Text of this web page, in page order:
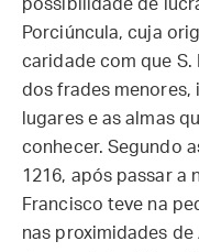
possibilidade de
Porciúncula, cuja
caridade com que S.
dos frades menores,
lugares e as almas
conhecer. Segundo
1216, após passar a
Francisco teve na
nas proximidades de